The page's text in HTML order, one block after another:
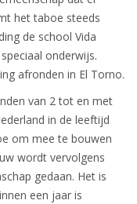
het taboe steeds
de school Vida
onderwijs.
afronden in El Torno.
van 2 tot en met
in de leeftijd
om mee te bouwen
wordt vervolgens
gedaan. Het is
een jaar is